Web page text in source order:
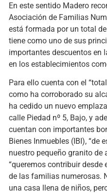
En este sentido Madero
Asociación de Familias
está formada por un total
tiene como uno de sus
importantes descuentos en
en los establecimientos
Para ello cuenta con el
como ha corroborado su
ha cedido un nuevo
calle Piedad nº 5, Bajo, y
cuentan con importantes
Bienes Inmuebles (IBI), “de
nuestro pequeño granito de
“queremos contribuir
de las familias numerosas.
una casa llena de niños,